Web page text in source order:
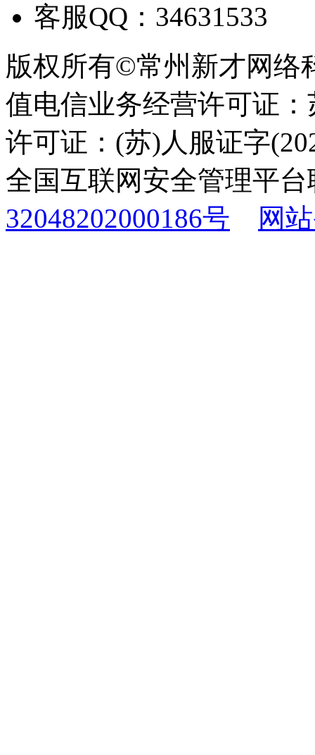
客服QQ：34631533
版权所有©常州新才网络
值电信业务经营许可证
许可证：(苏)人服证字
全国互联网安全管理平
32048202000186号
网